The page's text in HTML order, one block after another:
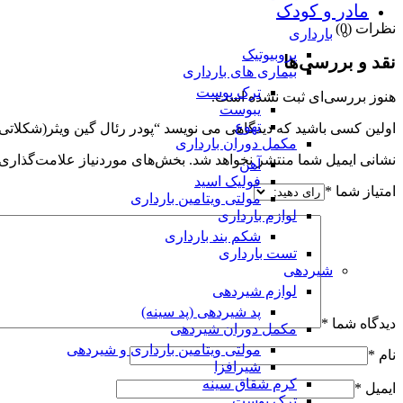
مادر و کودک
بارداری
پروبیوتیک
بیماری های بارداری
ترک پوست
یبوست
تهوع
مکمل دوران بارداری
آهن
فولیک اسید
مولتی ویتامین بارداری
لوازم بارداری
شکم بند بارداری
تست بارداری
شیردهی
لوازم شیردهی
پد شیردهی (پد سینه)
مکمل دوران شیردهی
مولتی ویتامین بارداری و شیردهی
شیرافزا
کرم شقاق سینه
نظرات (0)
نقد و بررسی‌ها
هنوز بررسی‌ای ثبت نشده است.
اولین کسی باشید که دیدگاهی می نویسد “پودر رئال گین ویثر(شکلاتی)-2270
نشانی ایمیل شما منتشر نخواهد شد. بخش‌های موردنیاز
امتیاز شما *
دیدگاه شما *
نام *
ایمیل *